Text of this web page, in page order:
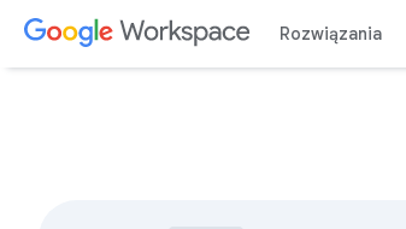
Rozwiązania